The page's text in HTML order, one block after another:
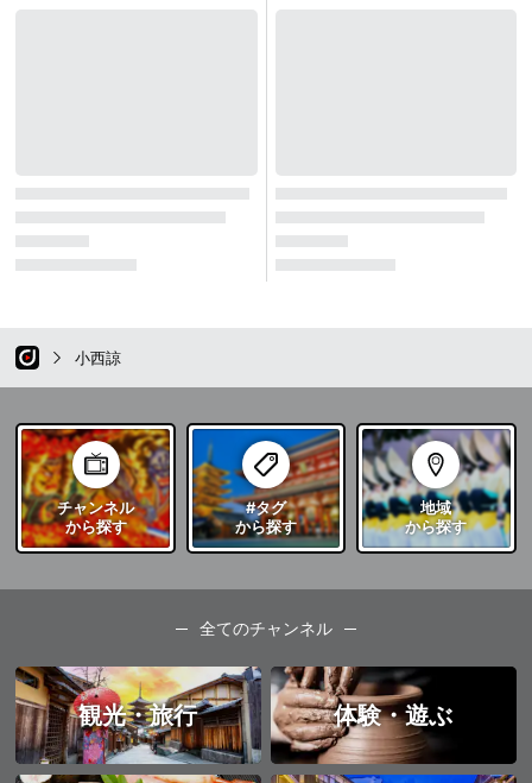
小西諒
チャンネル
から探す
#タグ
から探す
地域
から探す
全てのチャンネル
観光・旅行 体験・遊ぶ